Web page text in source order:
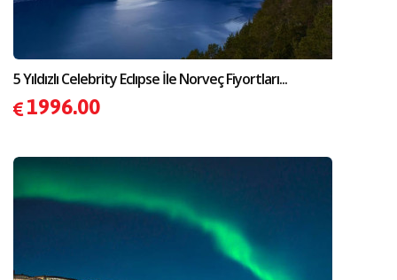
5 Yıldızlı Celebrity Eclıpse İle Norveç Fiyortları...
1996.00